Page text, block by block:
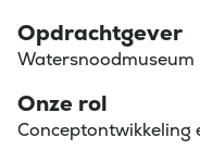
Opdrachtgever
Watersnoodmuseum
Onze rol
Conceptontwikkeling